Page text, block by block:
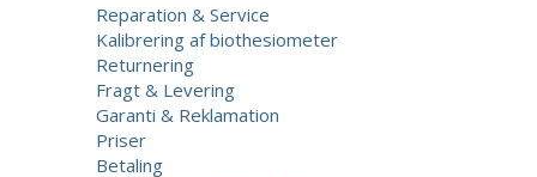
Reparation & Service
Kalibrering af biothesiometer
Returnering
Fragt & Levering
Garanti & Reklamation
Priser
Betaling